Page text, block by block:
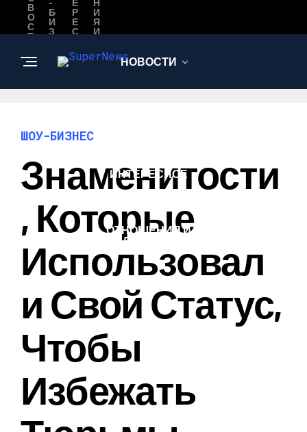
В
О
С
Т
-
Б
И
З
Е
Р
Е
С
О
Е
Н
И
Я
И
Ю
Б
Ь
НОВОСТИ
ИНТЕРЕСНОЕ
ОТНОШЕНИЯ И
ЛЮБОВЬ
ШОУ-БИЗНЕС
Знаменитости
, Которые
Использовал
И Свой Статус,
Чтобы
Избежать